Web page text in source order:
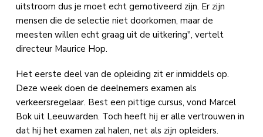
uitstroom dus je moet echt gemotiveerd zijn. Er zijn
mensen die de selectie niet doorkomen, maar de
meesten willen echt graag uit de uitkering'', vertelt
directeur Maurice Hop.
Het eerste deel van de opleiding zit er inmiddels op.
Deze week doen de deelnemers examen als
verkeersregelaar. Best een pittige cursus, vond Marcel
Bok uit Leeuwarden. Toch heeft hij er alle vertrouwen in
dat hij het examen zal halen, net als zijn opleiders.